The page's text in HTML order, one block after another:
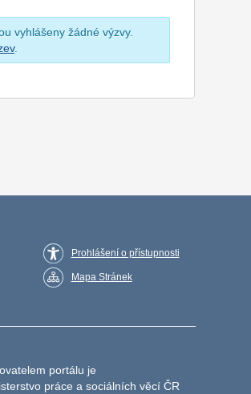
vyhlášeny žádné výzvy.
.
Prohlášení o přístupnosti
Mapa Stránek
portálu je
práce a sociálních věcí ČR